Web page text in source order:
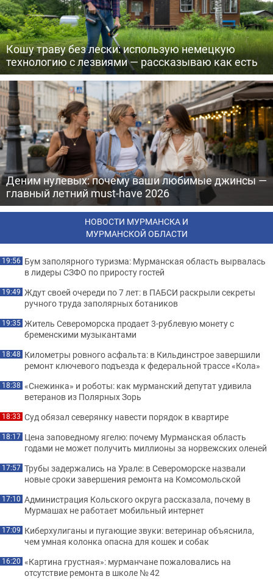
Кошу траву без лески: использую немецкую
технологию с лезвиями — рассказываю как есть
Деним нулевых: почему ваши любимые джинсы —
главный летний must-have 2026
НОВОСТИ МУРМАНСКА И
МУРМАНСКОЙ ОБЛАСТИ
19:56 Бум заполярного туризма: Мурманская область вырвалась
в лидеры СЗФО по приросту гостей
19:49 Ждут своей очереди по 7 лет: в ПАБСИ раскрыли секреты
ручного труда заполярных ботаников
19:35 Житель Североморска продает 3-рублевую монету с
бременскими музыкантами
18:48 Километры ровного асфальта: в Кильдинстрое завершили
ремонт ключевого подъезда к федеральной трассе «Кола»
18:38 «Снежинка» и роботы: как мурманский депутат удивила
ветеранов из Полярных Зорь
18:33 Суд обязал северянку навести порядок в квартире
18:17 Цена заповедному ягелю: почему Мурманская область
годами не может получить миллионы за норвежских оленей
17:57 Трубы задержались на Урале: в Североморске назвали
новые сроки завершения ремонта на Комсомольской
17:10 Администрация Кольского округа рассказала, почему в
Мурмашах не работает мобильный интернет
17:09 Киберхулиганы и пугающие звуки: ветеринар объяснила,
чем умная колонка опасна для кошек и собак
16:20 «Картина грустная»: мурманчане пожаловались на
отсутствие ремонта в школе № 42